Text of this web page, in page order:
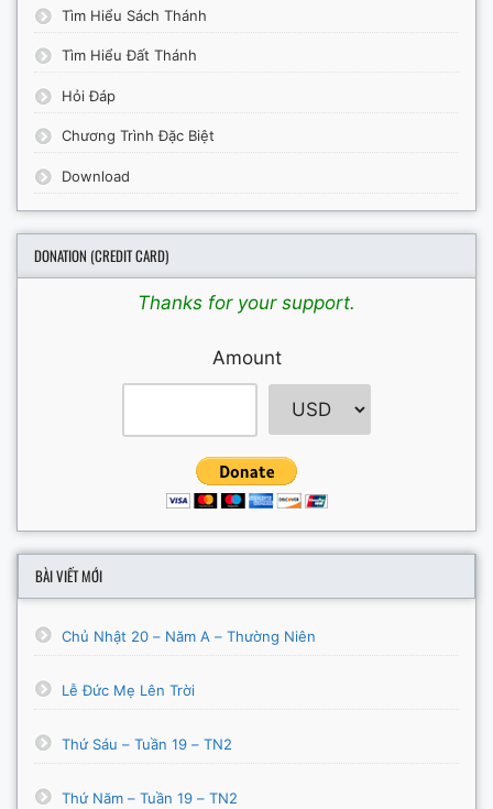
Tìm Hiểu Sách Thánh
Tìm Hiểu Đất Thánh
Hỏi Đáp
Chương Trình Đặc Biệt
Download
DONATION (CREDIT CARD)
Thanks for your support.
Amount
BÀI VIẾT MỚI
Chủ Nhật 20 – Năm A – Thường Niên
Lễ Đức Mẹ Lên Trời
Thứ Sáu – Tuần 19 – TN2
Thứ Năm – Tuần 19 – TN2